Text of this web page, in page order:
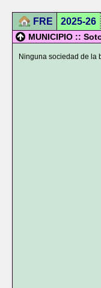
FRE 2025-26
MUNICIPIO ::
Ninguna sociedad de la